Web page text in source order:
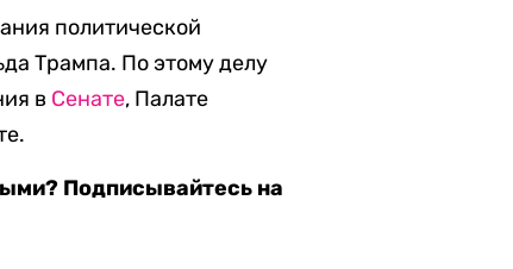
политической
Трампа. По этому делу
в Сенате, Палате
Подписывайтесь на